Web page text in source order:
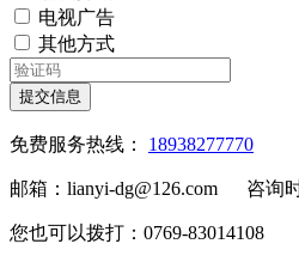
电视广告
其他方式
提交信息
免费服务热线： 18938277770
邮箱：lianyi-dg@126.com 咨询
您也可以拨打：0769-83014108